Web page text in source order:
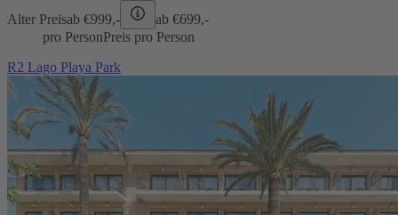
Alter Preisab €999,- ab €699,-
pro PersonPreis pro Person
R2 Lago Playa Park